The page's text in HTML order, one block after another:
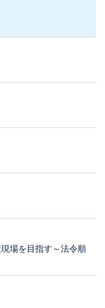
場を目指す～法令順